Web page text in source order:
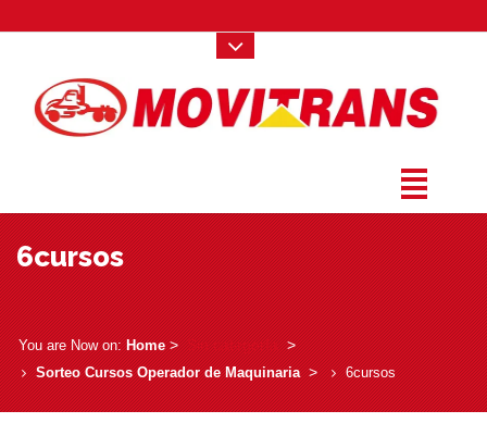
6cursos
You are Now on:Home­ > ­Sin categoría­ > ­
Sorteo Cursos Operador de Maquinaria­ > ­ 6cursos